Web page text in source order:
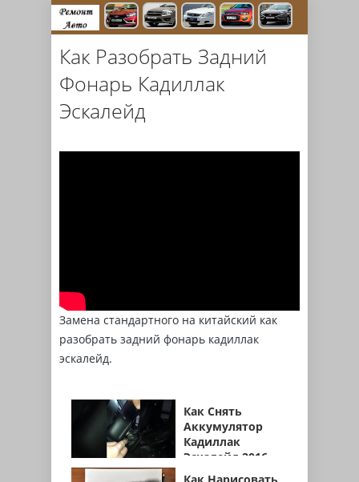
Как Разобрать Задний
Фонарь Кадиллак
Эскалейд
Замена стандартного на китайский как
разобрать задний фонарь кадиллак
эскалейд.
Как Снять
Аккумулятор
Кадиллак
Эскалейд 2016